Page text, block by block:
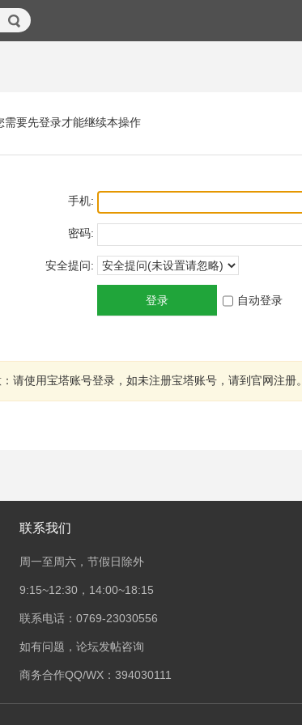
需要先登录才能继续本操作
手机:
密码:
安全提问:
登录 自动登录
请使用宝塔账号登录，如未注册宝塔账号，请到官网注册。
联系我们
周一至周六，节假日除外
9:15~12:30，14:00~18:15
联系电话：0769-23030556
如有问题，论坛发帖咨询
商务合作QQ/WX：394030111